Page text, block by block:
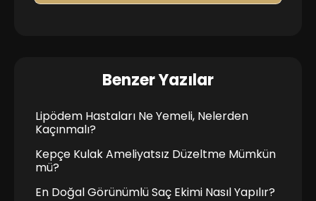
Benzer Yazılar
Lipödem Hastaları Ne Yemeli, Nelerden
Kaçınmalı?
Kepçe Kulak Ameliyatsız Düzeltme Mümkün
mü?
En Doğal Görünümlü Saç Ekimi Nasıl Yapılır?